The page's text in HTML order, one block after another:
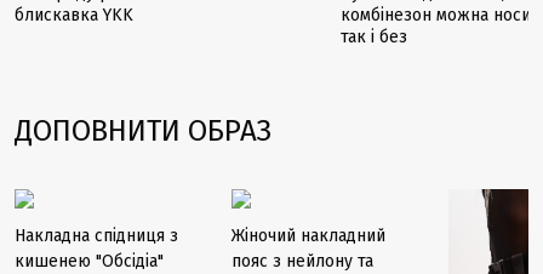
блискавка YKK
комбінезон можна
так і без
ДОПОВНИТИ ОБРАЗ
Закінчується
Накладна спідниця з
кишенею "Обсідіа"
Жіночий накладний
пояс з нейлону та